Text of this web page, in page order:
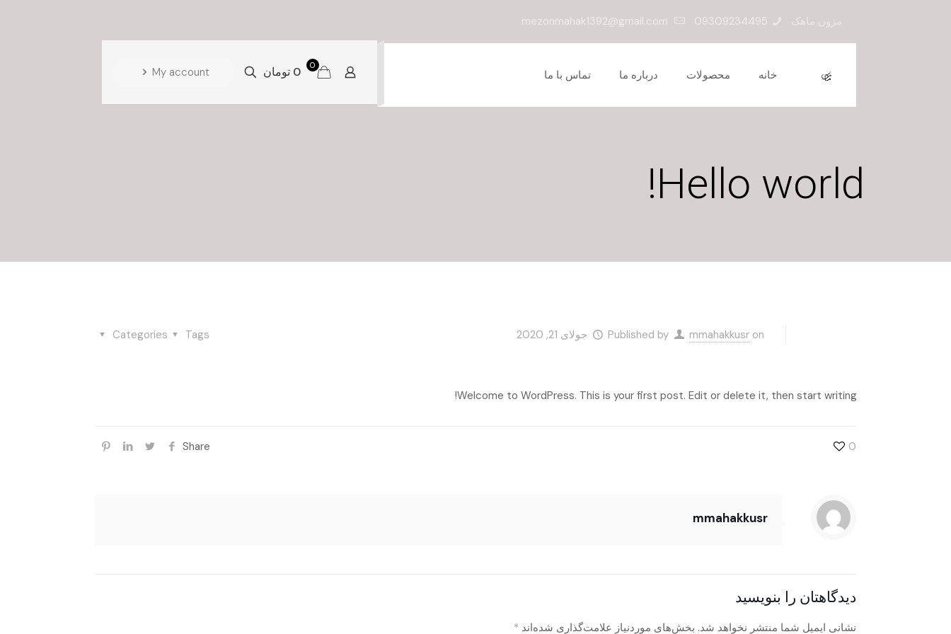
مزون ماهک 09309234495
خانه محصولات درباره ما تماس با ما
0 0 تومان My account
Hello world!
Published by mmahakkusr on جولای 21, 2020 Categories Tags
Welcome to WordPress. This is your first post. Edit or delete it, then start writing!
Share 0
mmahakkusr
دیدگاهتان را بنویسید
نشانی ایمیل شما منتشر نخواهد شد. بخش‌های موردنیاز علامت‌گذاری شده‌اند *